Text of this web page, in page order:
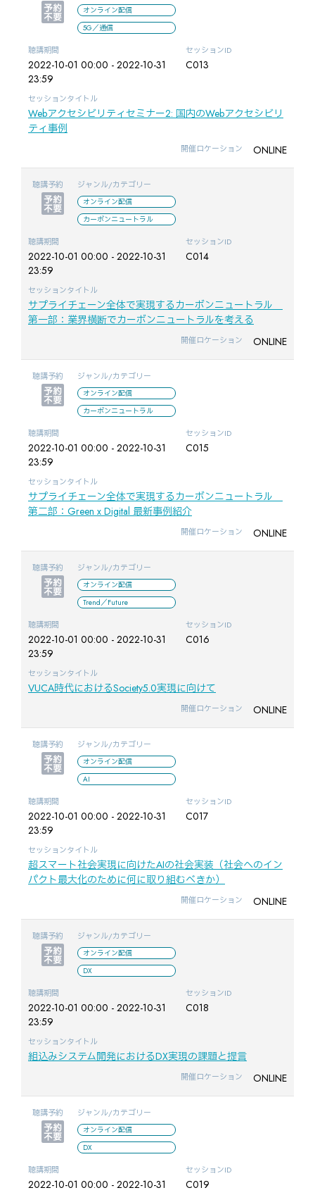
オンライン配信
5G／通信
聴講期間
2022-10-01 00:00 - 2022-10-31
23:59
セッションID
C013
セッションタイトル
Webアクセシビリティセミナー2: 国内のWebアクセシビリ
ティ事例
開催ロケーション ONLINE
聴講予約 ジャンル/カテゴリー
オンライン配信
カーボンニュートラル
聴講期間
2022-10-01 00:00 - 2022-10-31
23:59
セッションID
C014
セッションタイトル
サプライチェーン全体で実現するカーボンニュートラル
第一部：業界横断でカーボンニュートラルを考える
開催ロケーション ONLINE
聴講予約 ジャンル/カテゴリー
オンライン配信
カーボンニュートラル
聴講期間
2022-10-01 00:00 - 2022-10-31
23:59
セッションID
C015
セッションタイトル
サプライチェーン全体で実現するカーボンニュートラル
第二部：Green x Digital 最新事例紹介
開催ロケーション ONLINE
聴講予約 ジャンル/カテゴリー
オンライン配信
Trend／Future
聴講期間
2022-10-01 00:00 - 2022-10-31
23:59
セッションID
C016
セッションタイトル
VUCA時代におけるSociety5.0実現に向けて
開催ロケーション ONLINE
聴講予約 ジャンル/カテゴリー
オンライン配信
AI
聴講期間
2022-10-01 00:00 - 2022-10-31
23:59
セッションID
C017
セッションタイトル
超スマート社会実現に向けたAIの社会実装（社会へのイン
パクト最大化のために何に取り組むべきか）
開催ロケーション ONLINE
聴講予約 ジャンル/カテゴリー
オンライン配信
DX
聴講期間
2022-10-01 00:00 - 2022-10-31
23:59
セッションID
C018
セッションタイトル
組込みシステム開発におけるDX実現の課題と提言
開催ロケーション ONLINE
聴講予約 ジャンル/カテゴリー
オンライン配信
DX
聴講期間
2022-10-01 00:00 - 2022-10-31
セッションID
C019